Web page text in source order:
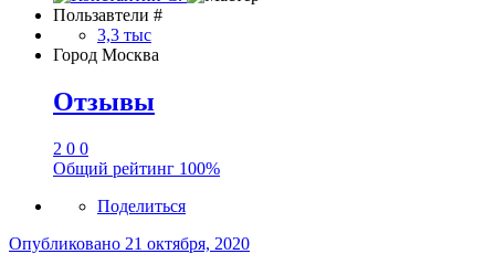
Пользавтели #
3,3 тыс
Город Москва
Отзывы
2 0 0
Общий рейтинг 100%
Поделиться
Опубликовано 21 октября, 2020